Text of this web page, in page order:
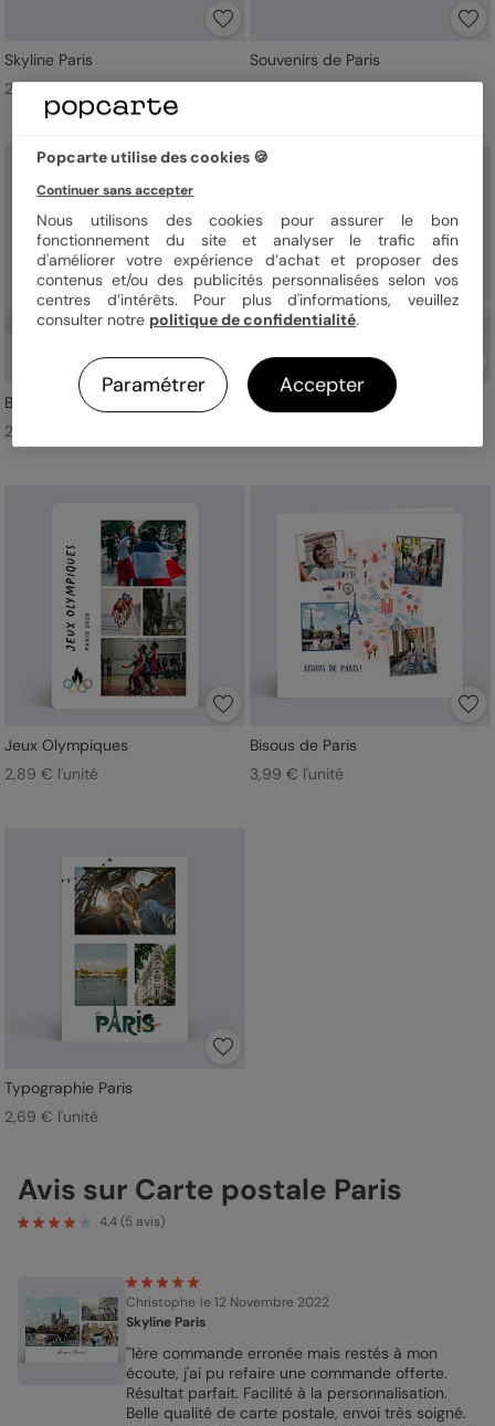
Skyline Paris
2,89 € l'unité
Souvenirs de Paris
2,69 € l'unité
Bisous de Paname
2,89 € l'unité
Multiphoto 2-1 horizontale
Jeux Olympiques
2,89 € l'unité
Bisous de Paris
3,99 € l'unité
Typographie Paris
2,69 € l'unité
Avis sur Carte postale Paris
4.4(5 avis)
Christophe le 12 Novembre 2022
Skyline Paris
"1ère commande erronée mais restés à mon
écoute, j'ai pu refaire une commande offerte.
Résultat parfait. Facilité à la personnalisation.
Belle qualité de carte postale, envoi très soigné.
Popcarte utilise des cookies 🍪
Continuer sans accepter
Nous utilisons des cookies pour assurer le bon
fonctionnement du site et analyser le trafic afin
d'améliorer votre expérience d’achat et proposer des
contenus et/ou des publicités personnalisées selon vos
centres d’intérêts. Pour plus d'informations, veuillez
consulter notre politique de confidentialité.
Paramétrer Accepter